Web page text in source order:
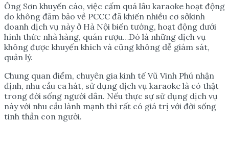
Ông Sơn khuyến cáo, việc cấm quá lâu karaoke hoạt động
do không đảm bảo về PCCC đã khiến nhiều cơ sởkinh
doanh dịch vụ này ở Hà Nội biến tướng, hoạt động dưới
hình thức nhà hàng, quán rượu…Đó là những dịch vụ
không được khuyến khích và cũng không dễ giám sát,
quản lý.
Chung quan điểm, chuyên gia kinh tế Vũ Vinh Phú nhận
định, nhu cầu ca hát, sử dụng dịch vụ karaoke là có thật
trong đời sống người dân. Nếu thực sự sử dụng dịch vụ
này với nhu cầu lành mạnh thì rất có giá trị với đời sống
tinh thần con người.